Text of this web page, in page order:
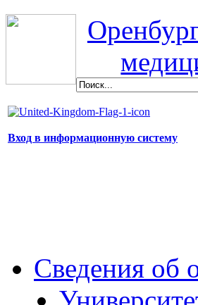
Вход в информационную систему
Сведения об